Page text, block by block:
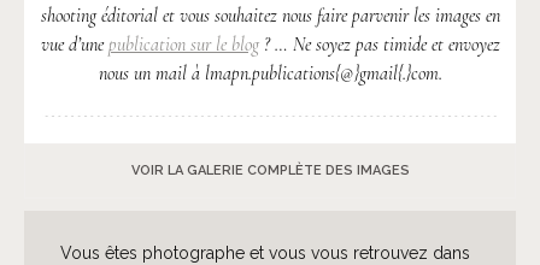
shooting éditorial et vous souhaitez nous faire parvenir les images en
vue d’unepublication sur le blog? … Ne soyez pas timide et envoyez
nous un mail à lmapn.publications{@}gmail{.}com.
VOIR LA GALERIE COMPLÈTE DES IMAGES
Vous êtes photographe et vous vous retrouvez dans